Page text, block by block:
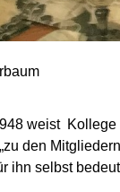
weist
den
ihn selbst